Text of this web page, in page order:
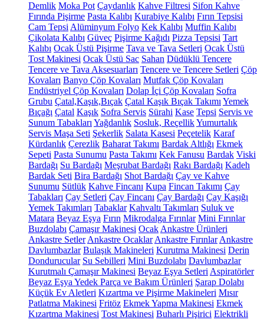
Demlik Moka Pot Çaydanlık Kahve Filtresi Sifon Kahve
Fırında Pişirme Pasta Kalıbı Kurabiye Kalıbı Fırın Tepsisi
Cam Tepsi Alüminyum Folyo Kek Kalıbı Muffin Kalıbı
Çikolata Kalıbı Güveç Pişirme Kağıdı Pizza Tepsisi Tart
Kalıbı Ocak Üstü Pişirme Tava ve Tava Setleri Ocak Üstü
Tost Makinesi Ocak Üstü Sac Sahan Düdüklü Tencere
Tencere ve Tava Aksesuarları Tencere ve Tencere Setleri Çöp
Kovaları Banyo Çöp Kovaları Mutfak Çöp Kovaları
Endüstriyel Çöp Kovaları Dolap İçi Çöp Kovaları Sofra
Grubu Çatal,Kaşık,Bıçak Çatal Kaşık Bıçak Takımı Yemek
Bıçağı Çatal Kaşık Sofra Servis Sürahi Kase Tepsi Servis ve
Sunum Tabakları Yağdanlık Sosluk, ReçellikYumurtalık
Servis Maşa Seti Şekerlik Salata Kasesi Peçetelik Karaf
Kürdanlık Çerezlik Baharat Takımı Bardak Altlığı Ekmek
Sepeti Pasta Sunumu Pasta Takımı Kek Fanusu Bardak Viski
Bardağı Su Bardağı Meşrubat Bardağı Rakı Bardağı Kadeh
Bardak Seti Bira Bardağı Shot Bardağı Çay ve Kahve
Sunumu Sütlük Kahve Fincanı Kupa Fincan Takımı Çay
Tabakları Çay Setleri Çay Fincanı Çay Bardağı Çay Kaşığı
Yemek Takımları Tabaklar Kahvaltı Takımları Suluk ve
Matara Beyaz Eşya Fırın Mikrodalga Fırınlar Mini Fırınlar
Buzdolabı Çamaşır Makinesi Ocak Ankastre Ürünleri
Ankastre Setler Ankastre Ocaklar Ankastre Fırınlar Ankastre
Davlumbazlar Bulaşık Makineleri Kurutma Makinesi Derin
Dondurucular Su Sebilleri Mini Buzdolabı Davlumbazlar
Kurutmalı Çamaşır Makinesi Beyaz Eşya Setleri Aspiratörler
Beyaz Eşya Yedek Parça ve Bakım Ürünleri Şarap Dolabı
Küçük Ev Aletleri Kızartma ve Pişirme Makineleri Mısır
Patlatma Makinesi Fritöz Ekmek Yapma Makinesi Ekmek
Kızartma Makinesi Tost Makinesi Buharlı Pişirici Elektrikli